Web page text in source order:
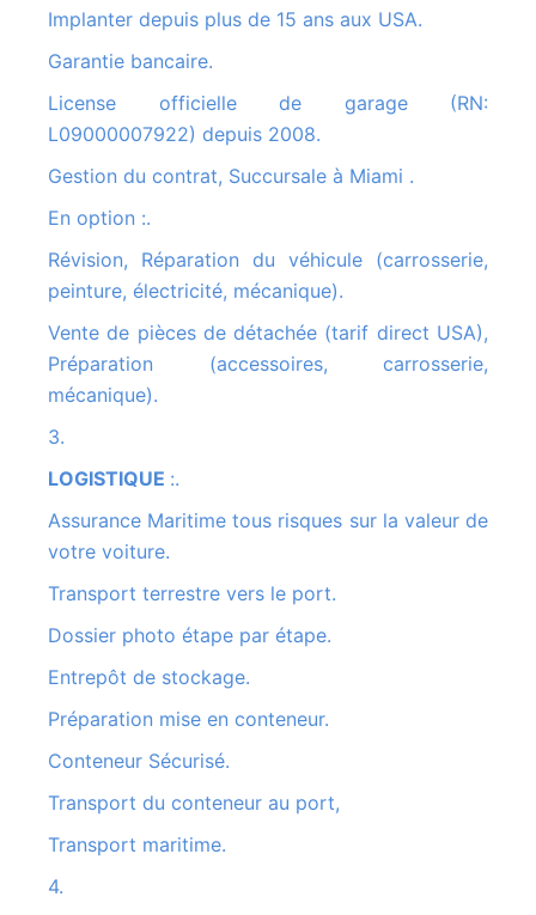
Implanter depuis plus de 15 ans aux USA.
Garantie bancaire.
License officielle de garage (RN:
L09000007922) depuis 2008.
Gestion du contrat, Succursale à Miami .
En option :.
Révision, Réparation du véhicule (carrosserie,
peinture, électricité, mécanique).
Vente de pièces de détachée (tarif direct USA),
Préparation (accessoires, carrosserie,
mécanique).
3.
LOGISTIQUE :.
Assurance Maritime tous risques sur la valeur de
votre voiture.
Transport terrestre vers le port.
Dossier photo étape par étape.
Entrepôt de stockage.
Préparation mise en conteneur.
Conteneur Sécurisé.
Transport du conteneur au port,
Transport maritime.
4.